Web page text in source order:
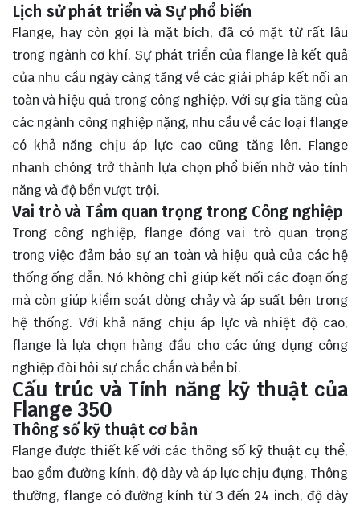
Lịch sử phát triển và Sự phổ biến
Flange, hay còn gọi là mặt bích, đã có mặt từ rất lâu
trong ngành cơ khí. Sự phát triển của flange là kết quả
của nhu cầu ngày càng tăng về các giải pháp kết nối an
toàn và hiệu quả trong công nghiệp. Với sự gia tăng của
các ngành công nghiệp nặng, nhu cầu về các loại flange
có khả năng chịu áp lực cao cũng tăng lên. Flange
nhanh chóng trở thành lựa chọn phổ biến nhờ vào tính
năng và độ bền vượt trội.
Vai trò và Tầm quan trọng trong Công nghiệp
Trong công nghiệp, flange đóng vai trò quan trọng
trong việc đảm bảo sự an toàn và hiệu quả của các hệ
thống ống dẫn. Nó không chỉ giúp kết nối các đoạn ống
mà còn giúp kiểm soát dòng chảy và áp suất bên trong
hệ thống. Với khả năng chịu áp lực và nhiệt độ cao,
flange là lựa chọn hàng đầu cho các ứng dụng công
nghiệp đòi hỏi sự chắc chắn và bền bỉ.
Cấu trúc và Tính năng kỹ thuật của
Flange 350
Thông số kỹ thuật cơ bản
Flange được thiết kế với các thông số kỹ thuật cụ thể,
bao gồm đường kính, độ dày và áp lực chịu đựng. Thông
thường, flange có đường kính từ 3 đến 24 inch, độ dày